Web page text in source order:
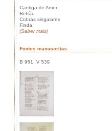
Cantiga de Amor
Refrão
Cobras singulares
Finda
(Saber mais)
Fontes manuscritas
B 951, V 539